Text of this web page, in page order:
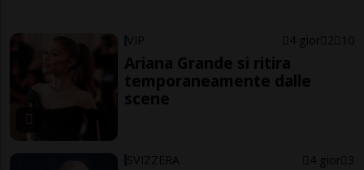
VIP 4 gior 2 10
Ariana Grande si ritira
temporaneamente dalle
scene
SVIZZERA 4 gior 3